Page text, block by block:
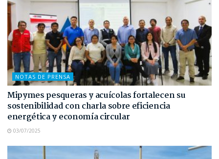
NOTAS DE PRENSA
Mipymes pesqueras y acuícolas fortalecen su
sostenibilidad con charla sobre eficiencia
energética y economía circular
03/07/2025